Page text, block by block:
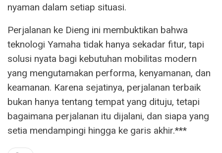
nyaman dalam setiap situasi.
Perjalanan ke Dieng ini membuktikan bahwa
teknologi Yamaha tidak hanya sekadar fitur, tapi
solusi nyata bagi kebutuhan mobilitas modern
yang mengutamakan performa, kenyamanan, dan
keamanan. Karena sejatinya, perjalanan terbaik
bukan hanya tentang tempat yang dituju, tetapi
bagaimana perjalanan itu dijalani, dan siapa yang
setia mendampingi hingga ke garis akhir.***